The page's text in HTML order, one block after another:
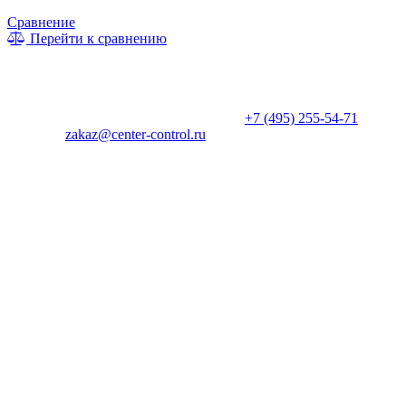
Сравнение
Перейти к сравнению
+7 (495) 255-54-71
zakaz@center-control.ru